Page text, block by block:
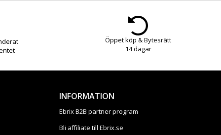
Öppet köp & Bytesrätt
14 dagar
INFORMATION
Ebrix B2B partner program
Bli affiliate till Ebrix.se